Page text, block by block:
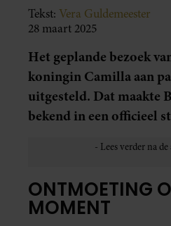
Tekst: Vera Guldemeester
28 maart 2025
Het geplande bezoek
koningin Camilla aan
uitgesteld. Dat maakte
bekend in een officieel
ONTMOETING
MOMENT